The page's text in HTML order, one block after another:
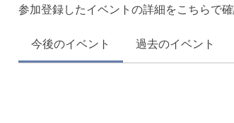
参加登録したイベントの詳細をこちらで確
今後のイベント 過去のイベント